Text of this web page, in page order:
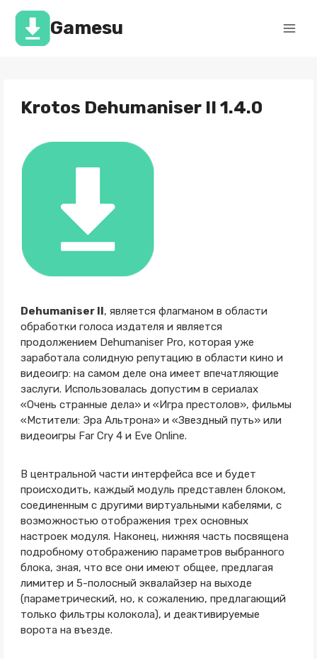
Перейти
содержимомуGamesu
Krotos Dehumaniser II 1.4.0
Dehumaniser II, является флагманом в области
обработки голоса издателя и является
продолжением Dehumaniser Pro, которая уже
заработала солидную репутацию в области кино и
видеоигр: на самом деле она имеет впечатляющие
заслуги. Использовалась допустим в сериалах
«Очень странные дела» и «Игра престолов», фильмы
«Мстители: Эра Альтрона» и «Звездный путь» или
видеоигры Far Cry 4 и Eve Online.
В центральной части интерфейса все и будет
происходить, каждый модуль представлен блоком,
соединенным с другими виртуальными кабелями, с
возможностью отображения трех основных
настроек модуля. Наконец, нижняя часть посвящена
подробному отображению параметров выбранного
блока, зная, что все они имеют общее, предлагая
лимитер и 5-полосный эквалайзер на выходе
(параметрический, но, к сожалению, предлагающий
только фильтры колокола), и деактивируемые
ворота на въезде.